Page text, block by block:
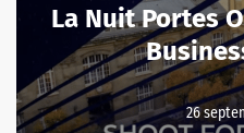
La Nuit Portes
26